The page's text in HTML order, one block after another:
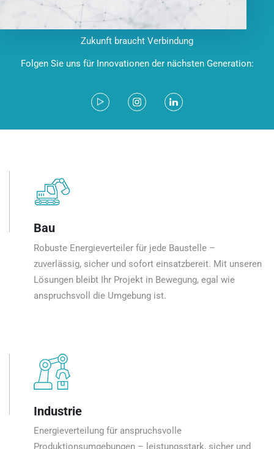
Zukunft braucht Verbindung
Folgen Sie uns für Innovationen der nächsten Generation:
Bau
Robuste Energieverteiler für jede Baustelle –
zuverlässig, sicher und sofort einsatzbereit. Mit unseren
Lösungen bleibt Ihr Projekt in Bewegung, egal wie
anspruchsvoll die Umgebung ist.
Industrie
Energieverteilung für anspruchsvolle
Produktionsumgebungen – leistungsstark, sicher und